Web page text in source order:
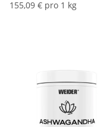
155,09 € pro 1 kg